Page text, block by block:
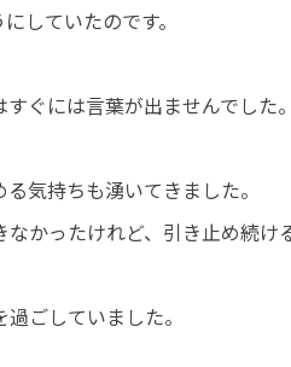
していたのです。
ぐには言葉が出ませんでした。
気持ちも湧いてきました。
かったけれど、引き止め続け
ごしていました。